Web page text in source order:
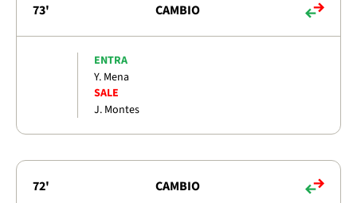
73' CAMBIO
ENTRA
Y. Mena
SALE
J. Montes
72' CAMBIO